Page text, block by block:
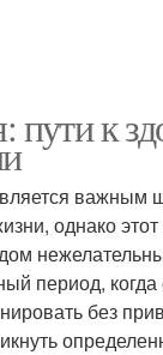
пути к
важным
однако
период, когда
без